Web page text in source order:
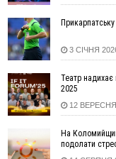
12:07
На межі
русло Золотої
11:44
У Франківську та
рекорди
11:17
Росія вдарила
пошкоджено
10:54
Верховний суд
ставками в
На Каскаді
3 СІЧНЯ
Театр надихає
2025
12 ВЕРЕСНЯ
На
подолати